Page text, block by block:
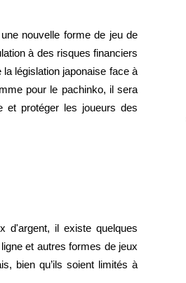
nouvelle forme de jeu de
à des risques financiers
législation japonaise face à
pour le pachinko, il sera
et protéger les joueurs des
d'argent, il existe quelques
et autres formes de jeux
bien qu’ils soient limités à